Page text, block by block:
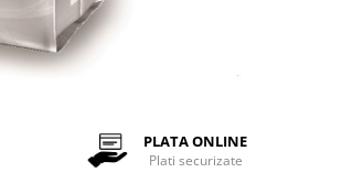
PLATA ONLINE
Plati securizate